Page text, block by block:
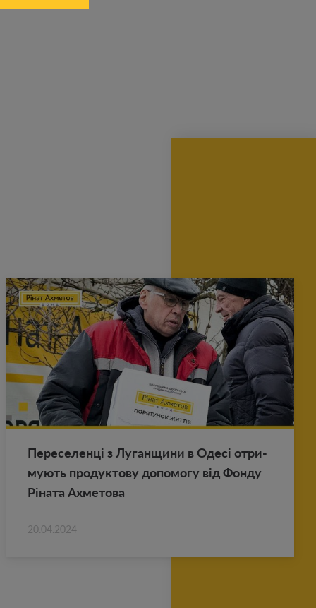
Пе­ре­се­ленці з Лу­ган­щи­ни в Одесі от­ри­
му­ють про­дук­то­ву до­по­мо­гу від Фонду
Ріната Ах­ме­то­ва
20.04.2024